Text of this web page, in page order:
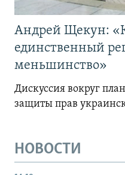
Андрей Щекун:
единственный
меньшинство»
Дискуссия вокруг
защиты прав
НОВОСТИ